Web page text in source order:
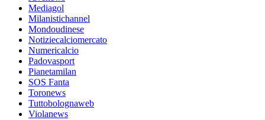
Mediagol
Milanistichannel
Mondoudinese
Notiziecalciomercato
Numericalcio
Padovasport
Pianetamilan
SOS Fanta
Toronews
Tuttobolognaweb
Violanews